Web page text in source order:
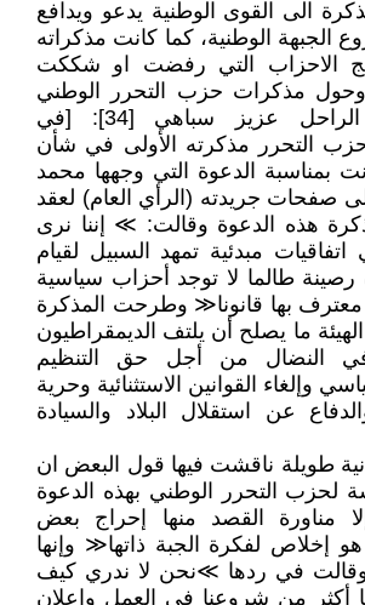
الى القوى الوطنية يدعو ويدافع
الجبهة الوطنية، كما كانت مذكراته
الاحزاب التي رفضت او شككت
مذكرات حزب التحرر الوطني
أقتبس ما كتبه الراحل عزيز سباهي [34]: [في
قدم حزب التحرر مذكرته الأولى في شأن
بمناسبة الدعوة التي وجهها محمد
صفحات جريدته (الرأي العام) لعقد
هذه الدعوة وقالت: ≫ إننا نرى
اتفاقيات مبدئية تمهد السبيل لقيام
طالما لا توجد أحزاب سياسية
بها قانونا≪ وطرحت المذكرة
الهيئة ما يصلح أن يلتف الديمقراطيون
النضال من أجل حق التنظيم
وإلغاء القوانين الاستثنائية وحرية
عن استقلال البلاد والسيادة
طويلة ناقشت فيها قول البعض ان
لحزب التحرر الوطني بهذه الدعوة
مناورة القصد منها إحراج بعض
هو إخلاص لفكرة الجبة ذاتها≪ وإنها
في ردها ≫نحن لا ندري كيف
أكثر من شروعنا في العمل وإعلان